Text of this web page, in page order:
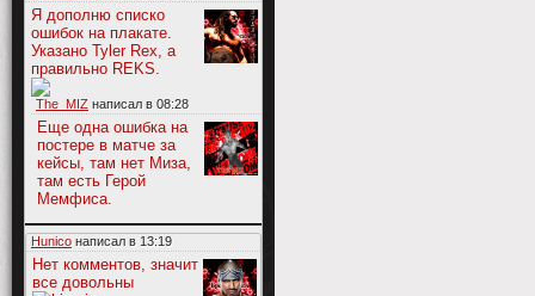
Я дополню списко
ошибок на плакате.
Указано Tyler Rex, а
правильно REKS.
The_MIZ написал в 08:28
Еще одна ошибка на
постере в матче за
кейсы, там нет Миза,
там есть Герой
Мемфиса.
Hunico написал в 13:19
Нет комментов, значит
все довольны